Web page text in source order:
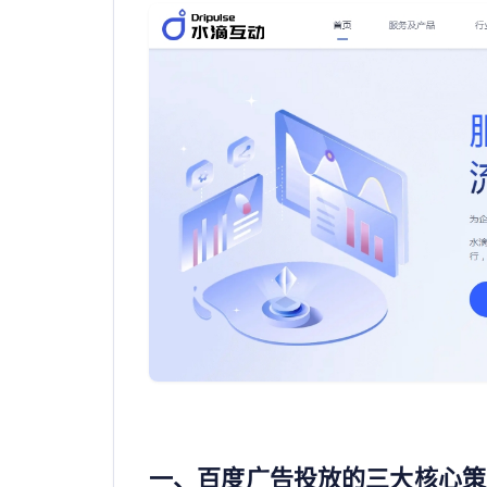
一、百度广告投放的三大核心